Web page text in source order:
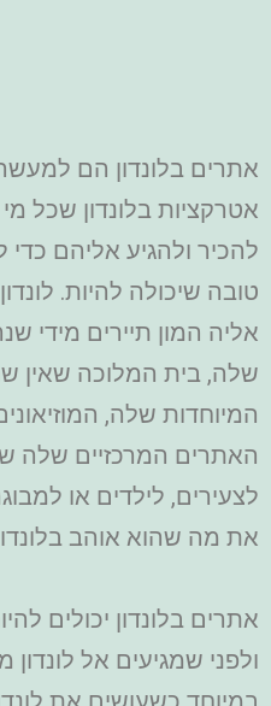
אתרים בלונדון הם
אטרקציות בלונדון שכל
להכיר ולהגיע אליהם כדי
טובה שיכולה להיות.
אליה המון תיירים מידי
שלה, בית המלוכה שאין
המיוחדות שלה,
האתרים המרכזיים שלה
לצעירים, לילדים או
את מה שהוא אוהב
אתרים בלונדון יכולים
ולפני שמגיעים אל לונדון